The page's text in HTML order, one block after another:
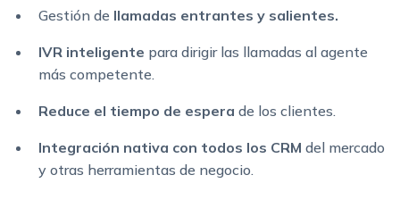
Gestión de llamadas entrantes y salientes.
IVR inteligente para dirigir las llamadas al agente
más competente.
Reduce el tiempo de espera de los clientes.
Integración nativa con todos los CRM del mercado
y otras herramientas de negocio.